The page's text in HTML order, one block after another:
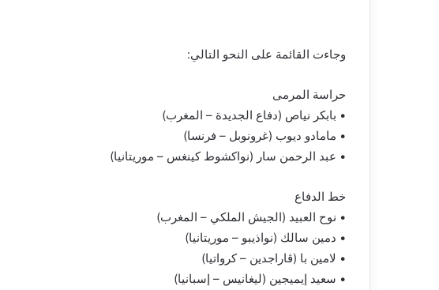
وجاءت القائمة على النحو التالي:
حراسة المرمى
• بابكر نياص (دفاع الجديدة – المغرب)
• مامادو ديوب (غرونوبل – فرنسا)
• عبد الرحمن سار (نواكشوط كينغس – موريتانيا)
خط الدفاع
• نوح العبيد (الجيش الملكي – المغرب)
• دمين سالك (نواذيبو – موريتانيا)
• لامين با (ڤاراجدين – كرواتيا)
• سعيد إيميجين (ليغانيس – إسبانيا)